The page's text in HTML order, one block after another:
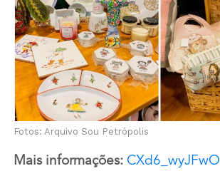
Fotos: Arquivo Sou Petrópolis
Mais informações: CXd6_wyJFwO